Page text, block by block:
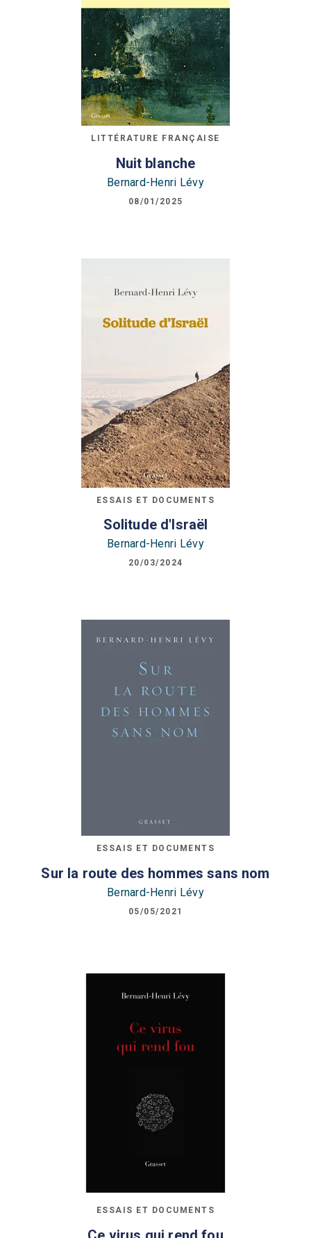
LITTÉRATURE FRANÇAISE
Nuit blanche
Bernard-Henri Lévy
08/01/2025
ESSAIS ET DOCUMENTS
Solitude d'Israël
Bernard-Henri Lévy
20/03/2024
ESSAIS ET DOCUMENTS
Sur la route des hommes sans nom
Bernard-Henri Lévy
05/05/2021
ESSAIS ET DOCUMENTS